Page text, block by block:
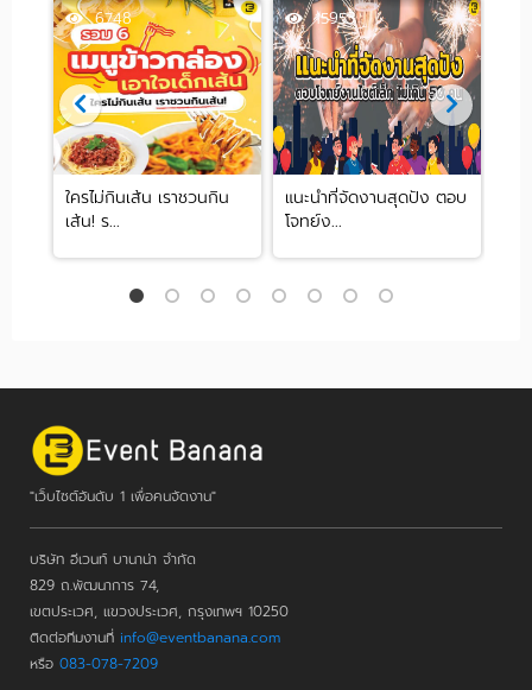
6748
ใครไม่กินเส้น เราชวนกิน
เส้น! ร...
15953
แนะนำที่จัดงานสุดปัง ตอบ
โจทย์ง...
"เว็บไซต์อันดับ 1 เพื่อคนจัดงาน"
บริษัท อีเวนท์ บานาน่า จำกัด
829 ถ.พัฒนาการ 74,
เขตประเวศ, แขวงประเวศ, กรุงเทพฯ 10250
ติดต่อทีมงานที่ info@eventbanana.com
หรือ 083-078-7209